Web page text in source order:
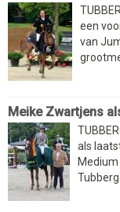
een
van
Meike Zwartjens
als